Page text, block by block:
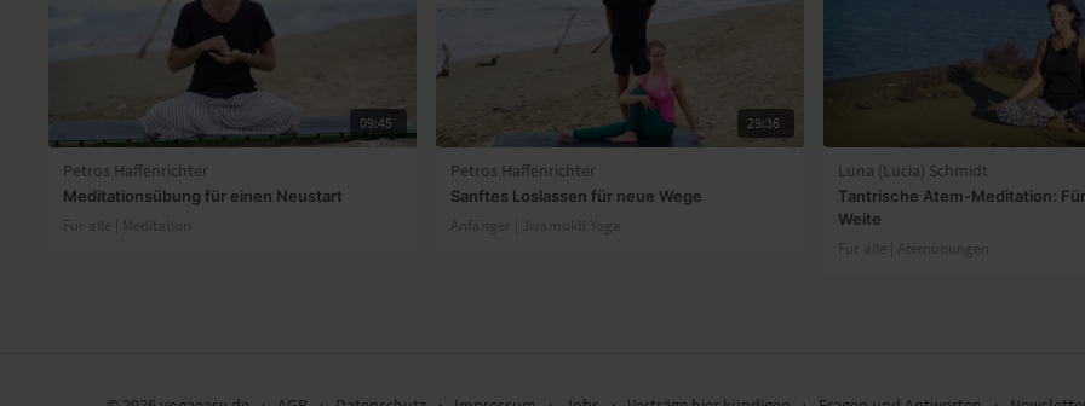
09:45
Petros Haffenrichter
Meditationsübung für einen Neustart
Für alle | Meditation
29:36
Petros Haffenrichter
Sanftes Loslassen für neue Wege
Anfänger | Jivamukti Yoga
Luna (Lucia) Schmidt
Tantrische Atem-Meditation:
Weite
Für alle | Atemübungen